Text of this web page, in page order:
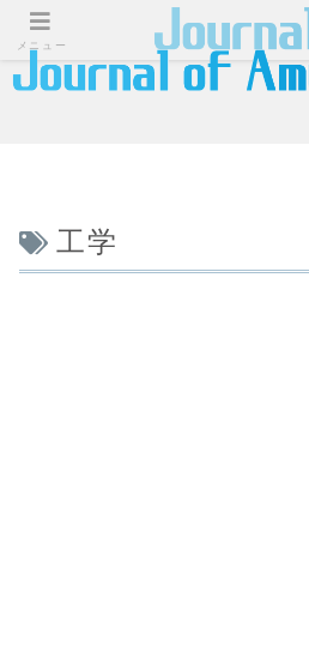
工学
メニュー